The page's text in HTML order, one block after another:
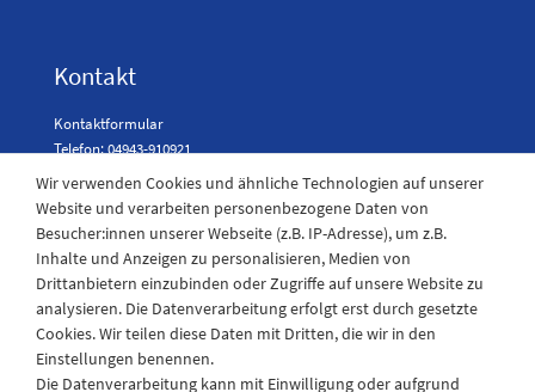
Kontakt
Kontaktformular
Telefon: 04943-910921
Laden Öffnungszeiten
Montag - Freitag
08:30 - 12:30 und 13.00 - 17.30 Uhr
Samstags
08:30 bis 12:30 Uhr
Wir verwenden Cookies und ähnliche Technologien auf unserer
Website und verarbeiten personenbezogene Daten von
Besucher:innen unserer Webseite (z.B. IP-Adresse), um z.B.
Inhalte und Anzeigen zu personalisieren, Medien von
Drittanbietern einzubinden oder Zugriffe auf unsere Website zu
analysieren. Die Datenverarbeitung erfolgt erst durch gesetzte
Cookies. Wir teilen diese Daten mit Dritten, die wir in den
Einstellungen benennen.
Die Datenverarbeitung kann mit Einwilligung oder aufgrund